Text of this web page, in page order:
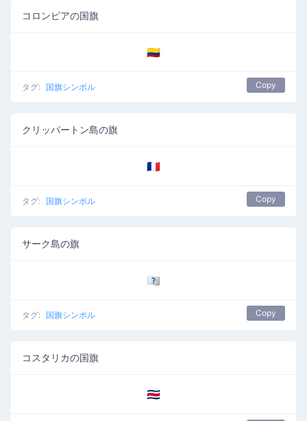
コロンビアの国旗
🇨🇴
タグ: 国旗シンボル Copy
クリッパートン島の旗
🇨🇵
タグ: 国旗シンボル Copy
サーク島の旗
🇨🇶
タグ: 国旗シンボル Copy
コスタリカの国旗
🇨🇷